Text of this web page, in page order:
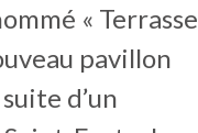
« Terrasse
pavillon
d’un